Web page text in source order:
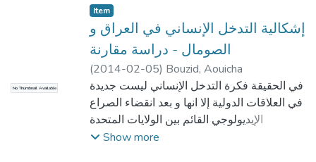
لتفيذ السياسة التنموية وتقديم الخدمات
الأساسية للمواطنين ونتيجة هذا أصبح إصلاح
بيروقراطية الإدارة الجزائرية شرطا أساسيا
لترشيد آداء الإدارة خاصة في ظل إعادة صياغة
دور الدولة
No Thumbnail Available
Item
إشكالية التدخل الإنساني في العراق و
الصومال - دراسة مقارنة
(2014-02-05) Bouzid, Aouicha
في الحقيقة فكرة التدخل الإنساني ليست جديدة
في العلاقات الدولية إلا انها و بعد انقضاء الصراع
الإيديولوجي القائم بين الولايات المتحدة
الأمريكية و الاتحاد السوفياتي سابقا اضحت
Show more